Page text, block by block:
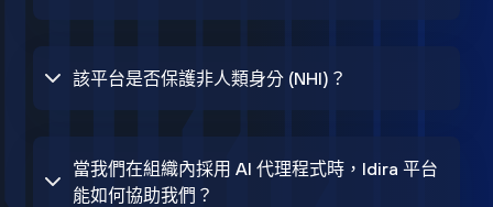
該平台是否保護非人類身分 (NHI)？
當我們在組織內採用 AI 代理程式時，Idira 平台
能如何協助我們？